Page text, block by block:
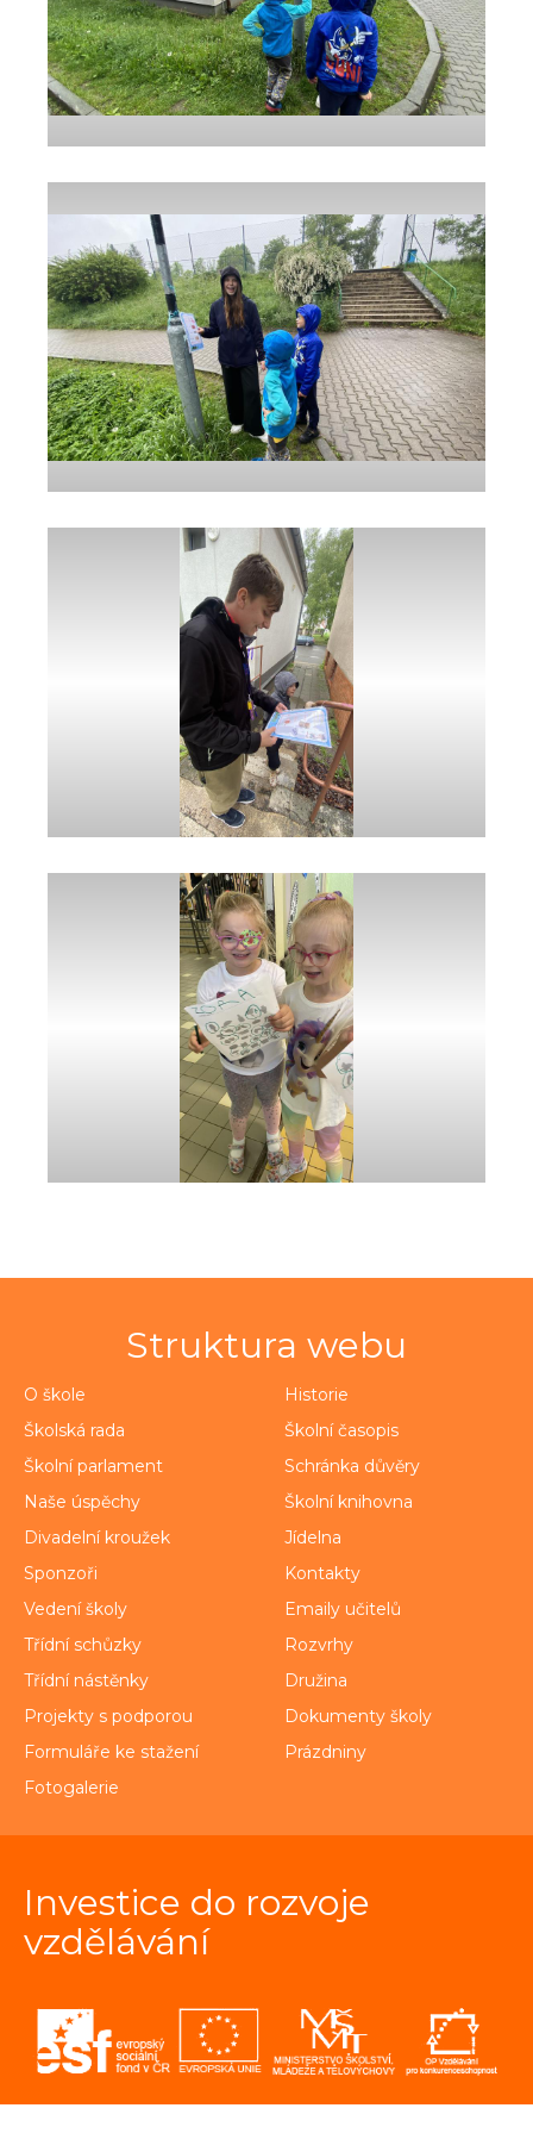
Struktura webu
O škole
Historie
Školská rada
Školní časopis
Školní parlament
Schránka důvěry
Naše úspěchy
Školní knihovna
Divadelní kroužek
Jídelna
Sponzoři
Kontakty
Vedení školy
Emaily učitelů
Třídní schůzky
Rozvrhy
Třídní nástěnky
Družina
Projekty s podporou
Dokumenty školy
Formuláře ke stažení
Prázdniny
Fotogalerie
Investice do rozvoje
vzdělávání